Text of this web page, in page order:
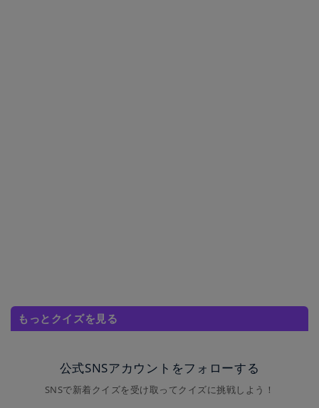
もっとクイズを見る
公式SNSアカウントをフォローする
SNSで新着クイズを受け取ってクイズに挑戦しよう！